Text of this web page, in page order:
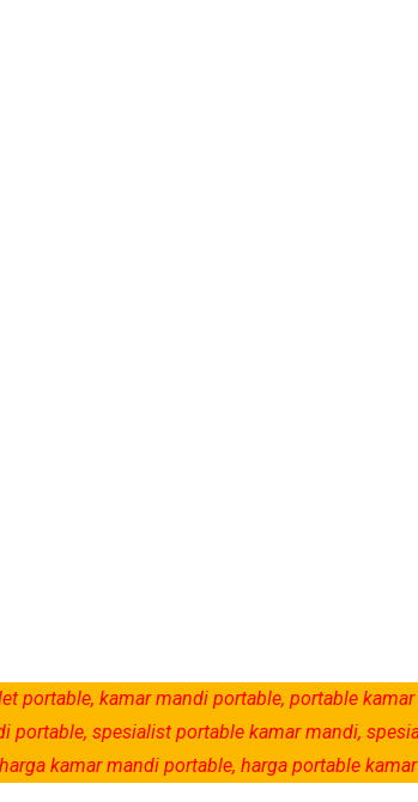
portable, kamar mandi portable, portable
spesialist portable kamar mandi,
kamar mandi portable, harga portable